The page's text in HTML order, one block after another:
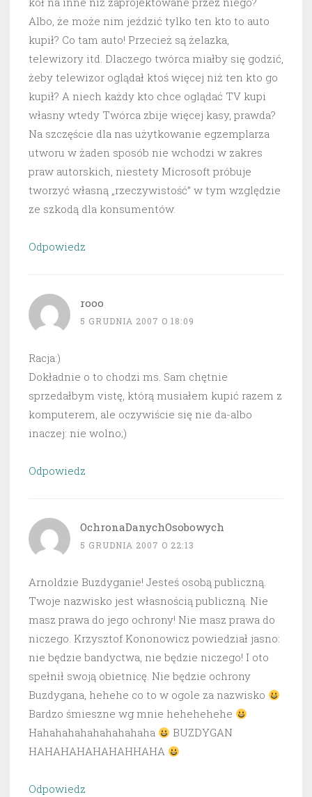
Albo, że może nim jeździć tylko ten kto to auto
kupił? Co tam auto! Przecież są żelazka,
telewizory itd. Dlaczego twórca miałby się godzić,
żeby telewizor oglądał ktoś więcej niż ten kto go
kupił? A niech każdy kto chce oglądać TV kupi
własny wtedy Twórca zbije więcej kasy, prawda?
Na szczęście dla nas użytkowanie egzemplarza
utworu w żaden sposób nie wchodzi w zakres
praw autorskich, niestety Microsoft próbuje
tworzyć własną „rzeczywistość” w tym względzie
ze szkodą dla konsumentów.
Odpowiedz
rooo
5 GRUDNIA 2007 O 18:09
Racja:)
Dokładnie o to chodzi ms. Sam chętnie
sprzedałbym vistę, którą musiałem kupić razem z
komputerem, ale oczywiście się nie da-albo
inaczej: nie wolno;)
Odpowiedz
OchronaDanychOsobowych
5 GRUDNIA 2007 O 22:13
Arnoldzie Buzdyganie! Jesteś osobą publiczną.
Twoje nazwisko jest własnością publiczną. Nie
masz prawa do jego ochrony! Nie masz prawa do
niczego. Krzysztof Kononowicz powiedział jasno:
nie będzie bandyctwa, nie będzie niczego! I oto
spełnił swoją obietnicę. Nie będzie ochrony
Buzdygana, hehehe co to w ogole za nazwisko
Bardzo śmieszne wg mnie hehehehehe
Hahahahahahahahahaha
BUZDYGAN
HAHAHAHAHAHAHHAHA
Odpowiedz